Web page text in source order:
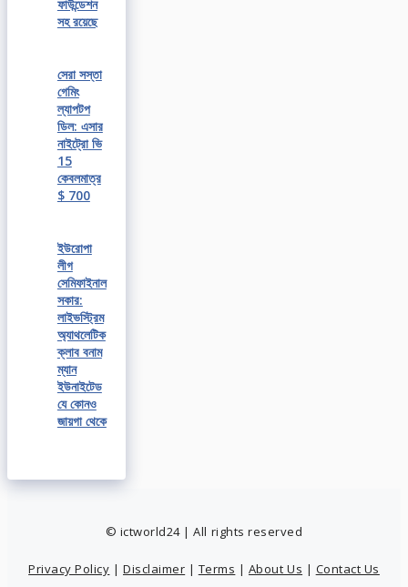
ফাউন্ডেশন
সহ রয়েছে
সেরা সস্তা
গেমিং
ল্যাপটপ
ডিল: এসার
নাইট্রো ভি
15
কেবলমাত্র
$ 700
ইউরোপা
লীগ
সেমিফাইনাল
সকার:
লাইভস্ট্রিম
অ্যাথলেটিক
ক্লাব বনাম
ম্যান
ইউনাইটেড
যে কোনও
জায়গা থেকে
© ictworld24 | All rights reserved
Privacy Policy | Disclaimer | Terms | About Us | Contact Us